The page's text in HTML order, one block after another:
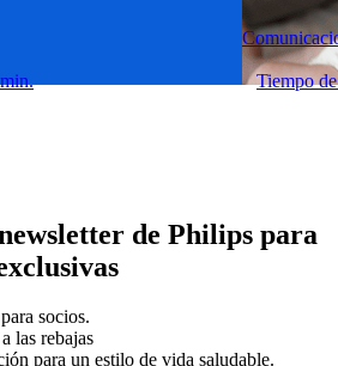
Tiempo
de Philips para
socios.
las rebajas
para un estilo de vida saludable.